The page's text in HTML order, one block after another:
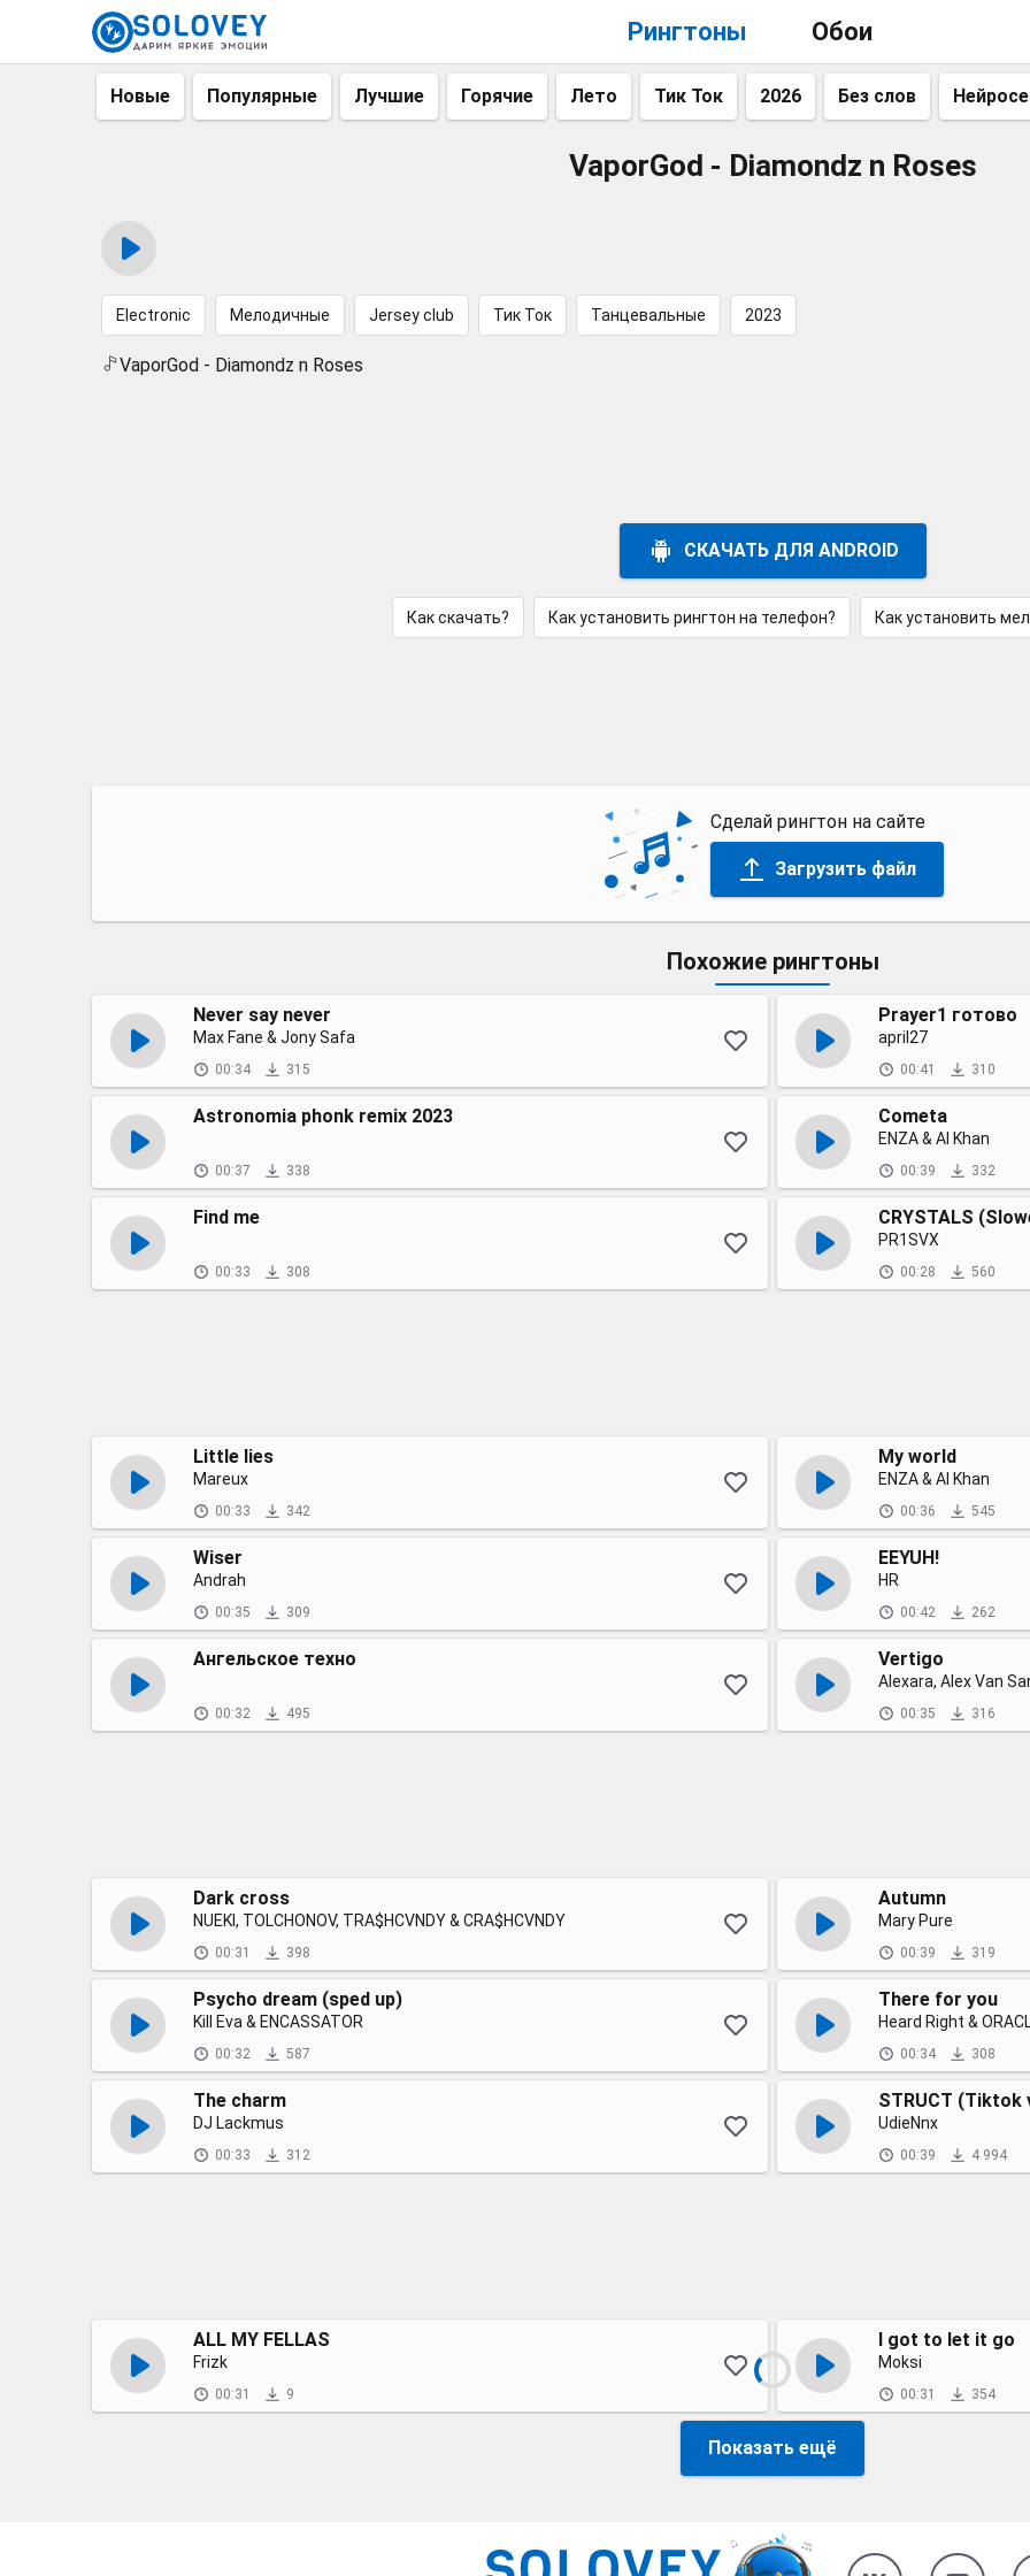
Рингтоны Обои
Новые Популярные Лучшие Горячие Лето Тик Ток 2026 Без слов
VaporGod - Diamondz n Roses
Electronic Мелодичные Jersey club Тик Ток Танцевальные 2023
VaporGod - Diamondz n Roses
СКАЧАТЬ ДЛЯ ANDROID
Как скачать? Как установить рингтон на телефон? Как установить
Сделай рингтон на сайте
Загрузить файл
Похожие рингтоны
Never say never
Max Fane & Jony Safa
00:34 315
Prayer1 готово
april27
00:41 310
Astronomia phonk remix 2023
00:37 338
Cometa
ENZA & Al Khan
00:39 332
Find me
00:33 308
CRYSTALS
PR1SVX
00:28 560
Little lies
Mareux
00:33 342
My world
ENZA & Al Khan
00:36 545
Wiser
Andrah
00:35 309
EEYUH!
HR
00:42 262
Ангельское техно
00:32 495
Vertigo
Alexara, Alex Van
00:35 316
Dark cross
NUEKI, TOLCHONOV, TRA$HCVNDY & CRA$HCVNDY
00:31 398
Autumn
Mary Pure
00:39 319
Psycho dream (sped up)
Kill Eva & ENCASSATOR
00:32 587
There for you
Heard Right &
00:34 308
The charm
DJ Lackmus
00:33 312
STRUCT (Tiktok
UdieNnx
00:39 4 994
ALL MY FELLAS
Frizk
00:31 9
I got to let it go
Moksi
00:31 354
Показать ещё